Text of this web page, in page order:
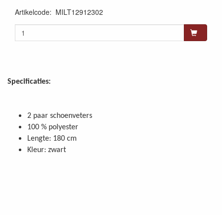
Artikelcode: MILT12912302
Specificaties:
2 paar schoenveters
100 % polyester
Lengte: 180 cm
Kleur: zwart